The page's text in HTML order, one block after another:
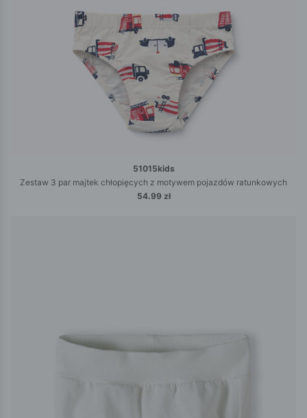
51015kids
Zestaw 3 par majtek chłopięcych z motywem pojazdów ratunkowych
54.99 zł